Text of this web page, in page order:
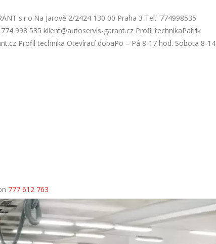
s.r.o.Na Jarově 2/2424 130 00 Praha 3 Tel.: 774998535
998 535 klient@autoservis-garant.cz Profil technikaPatrik
Profil technika Otevírací dobaPo – Pá 8-17 hod. Sobota 8-14
777 612 763